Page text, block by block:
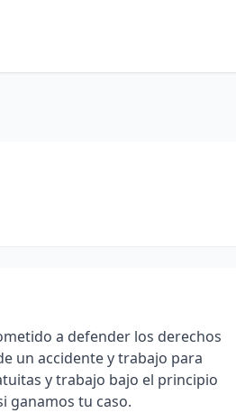
a defender los derechos
un accidente y trabajo para
y trabajo bajo el principio
ganamos tu caso.